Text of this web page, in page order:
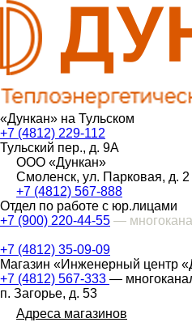
«Дункан» на Тульском
+7 (4812) 229-112
Тульский пер., д. 9А
ООО «Дункан»
Смоленск, ул. Парковая, д. 2
+7 (4812) 567-888
Отдел по работе с юр.лицами
+7 (900) 220-44-55 —
+7 (4812) 35-09-09
Магазин «Инженерный центр
+7 (4812) 567-333 —
п. Загорье, д. 53
Адреса магазинов